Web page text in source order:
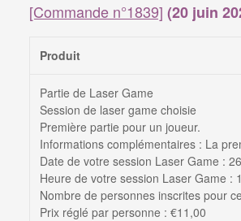
[Commande n°1839] (20 juin
Produit
Partie de Laser Game
Session de laser game choisie
Première partie pour un joueur.
Informations complémentaires : La
Date de votre session Laser Game :
Heure de votre session Laser Game :
Nombre de personnes inscrites pour
Prix réglé par personne : €11,00